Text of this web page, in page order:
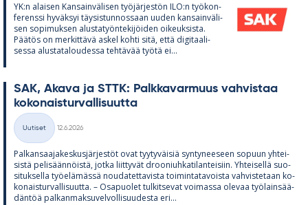
YK:n alai­sen Kan­sain­vä­li­sen työ­jär­jes­tön ILO:n työ­kon­
fe­renssi hy­väk­syi täy­sis­tun­nos­saan uu­den kan­sain­vä­li­
sen so­pi­muk­sen alus­ta­työn­te­ki­jöi­den oi­keuk­sista.
Pää­tös on mer­kit­tävä as­kel kohti sitä, että di­gi­taa­li­
sessa alus­ta­ta­lou­dessa teh­tä­vää työtä ei...
SAK, Akava ja STTK: Palk­ka­var­muus vah­vis­taa
ko­ko­nais­tur­val­li­suutta
Kategoriat
Uutiset
12.6.2026
Pal­kan­saa­ja­kes­kus­jär­jes­töt ovat tyy­ty­väi­siä syn­ty­nee­seen so­puun yh­tei­
sistä pe­li­sään­nöistä, jotka liit­ty­vät droo­niuh­ka­ti­lan­tei­siin. Yh­tei­sellä suo­
si­tuk­sella työ­elä­mässä nou­da­tet­ta­vista toi­min­ta­ta­voista vah­vis­te­taan ko­
ko­nais­tur­val­li­suutta. – Os­a­puo­let tul­kit­se­vat voi­massa ole­vaa työ­lain­sää­
dän­töä pal­kan­mak­su­vel­vol­li­suu­desta eri...